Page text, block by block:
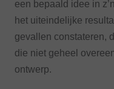
een bepaald idee in
het uiteindelijke
gevallen constateren,
die niet geheel
ontwerp.